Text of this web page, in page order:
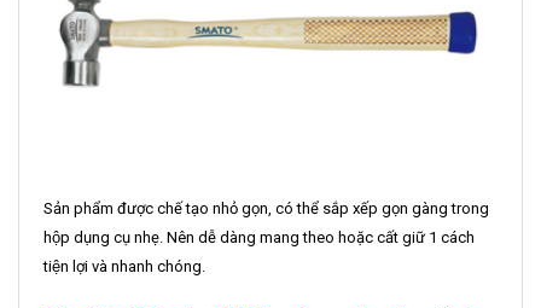
Sản phẩm được chế tạo nhỏ gọn, có thể sắp xếp gọn gàng trong
hộp dụng cụ nhẹ. Nên dễ dàng mang theo hoặc cất giữ 1 cách
tiện lợi và nhanh chóng.